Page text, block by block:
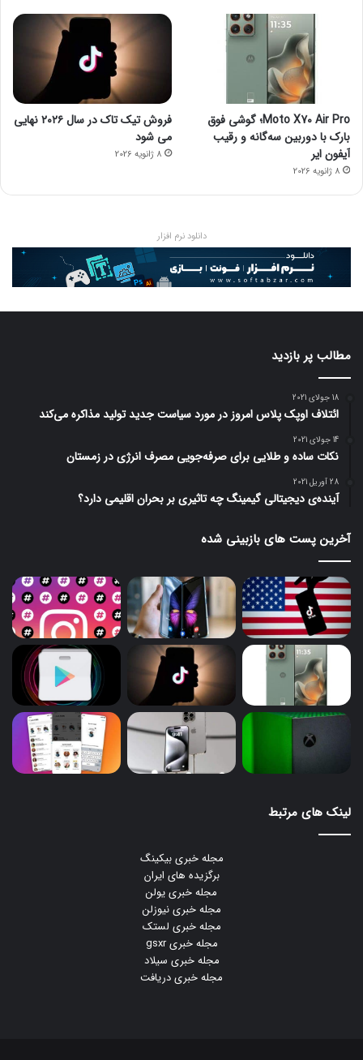
Moto X70 Air Pro؛ گوشی فوق
بارک با دوربین سه‌گانه و رقیب
آیفون ایر
8 ژانویه 2026
فروش تیک تاک در سال ۲۰۲۶ نهایی
می شود
8 ژانویه 2026
دانلود نرم افزار
مطالب پر بازدید
18 جولای 2021
ائتلاف اوپک پلاس امروز در مورد سیاست جدید تولید مذاکره می‌کند
14 جولای 2021
نکات ساده و طلایی برای صرفه‌جویی مصرف انرژی در زمستان
28 آوریل 2021
آینده‌ی دیجیتالی گیمینگ چه تاثیری بر بحران اقلیمی دارد؟
آخرین پست های بازبینی شده
لینک های مرتبط
مجله خبری بیکینگ
برگزیده های ایران
مجله خبری یولن
مجله خبری نیوزلن
مجله خبری لستک
مجله خبری gsxr
مجله خبری سیلاد
مجله خبری دریافت